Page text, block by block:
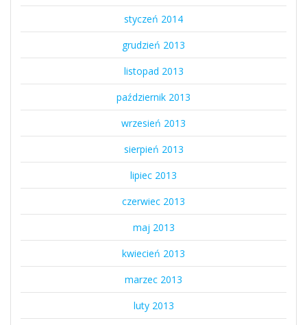
styczeń 2014
grudzień 2013
listopad 2013
październik 2013
wrzesień 2013
sierpień 2013
lipiec 2013
czerwiec 2013
maj 2013
kwiecień 2013
marzec 2013
luty 2013